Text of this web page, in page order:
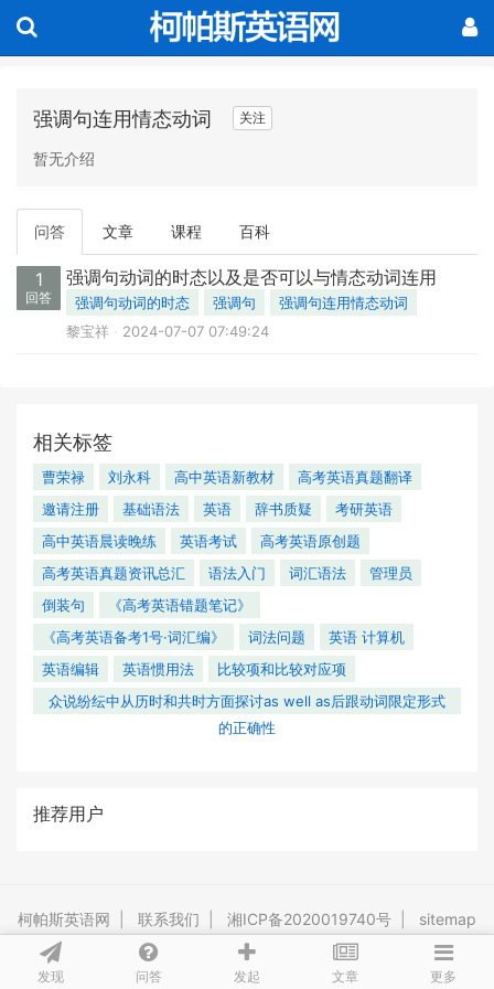
发现 问答 发起 文章 更多
强调句连用情态动词 关注
暂无介绍
问答 文章 课程 百科
1
回答
强调句动词的时态以及是否可以与情态动词连用
强调句动词的时态 强调句
强调句连用情态动词
黎宝祥
2024-07-07 07:49:24
相关标签
曹荣禄 刘永科 高中英语新教材
高考英语真题翻译
邀请注册
基础语法 英语 辞书质疑
考研英语
高中英语晨读晚练
英语考试
高考英语原创题
高考英语真题资讯总汇
语法入门 词汇语法
管理员
倒装句
《高考英语错题笔记》
《高考英语备考1号·词汇编》
词法问题
英语 计算机
英语编辑
英语惯用法
比较项和比较对应项
众说纷纭中从历时和共时方面探讨as well as后跟动词限定形式
的正确性
推荐用户
柯帕斯英语网 联系我们 湘ICP备2020019740号 sitemap
Powered By Tipask3.5 Release 20201119 ©2009-2026 tipask.com